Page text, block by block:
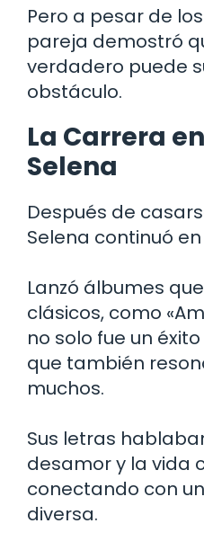
Pero a pesar de
pareja demostró
verdadero puede
obstáculo.
La Carrera
Selena
Después de
Selena continuó
Lanzó álbumes
clásicos, como
no solo fue un
que también
muchos.
Sus letras
desamor y la vida
conectando con
diversa.